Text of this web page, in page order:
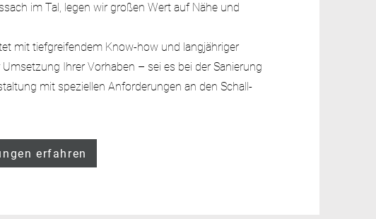
im Tal, legen wir großen Wert auf Nähe und
mit tiefgreifendem Know-how und langjähriger
Ihrer Vorhaben – sei es bei der Sanierung
mit speziellen Anforderungen an den Schall-
erfahren